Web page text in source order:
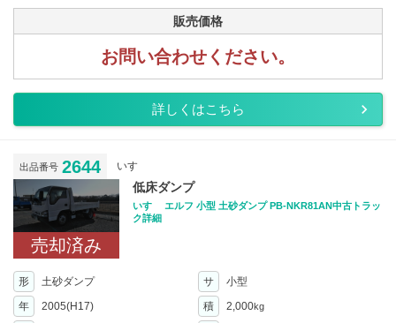
販売価格
お問い合わせください。
詳しくはこちら
出品番号 2644 いすゞ
売却済み
低床ダンプ
いすゞ エルフ 小型 土砂ダンプ PB-NKR81AN中古トラッ
ク詳細
形 土砂ダンプ サ
小型
年
2005(H17) 積 2,000kg